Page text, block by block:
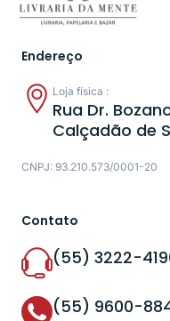
Endereço
Loja física :
Rua Dr.
Calçadão de
CNPJ: 93.210.573/0001-20
Contato
(55) 3222-
(55) 9600-